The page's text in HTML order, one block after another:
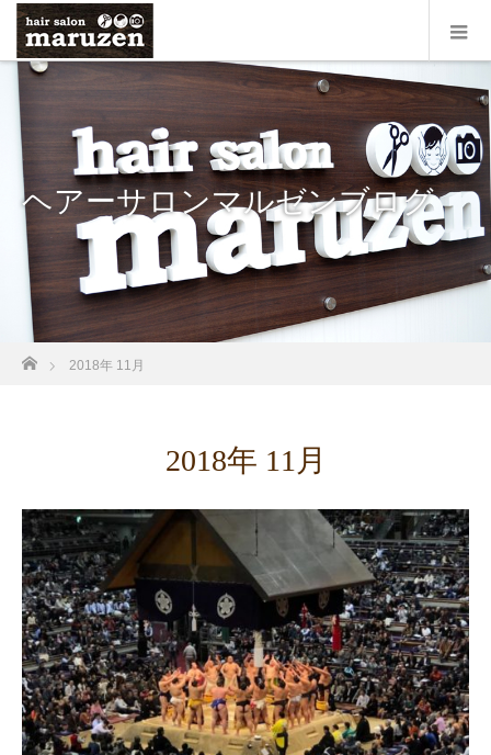
ヘアーサロンマルゼンブログ
ホーム
2018年 11月
2018年 11月